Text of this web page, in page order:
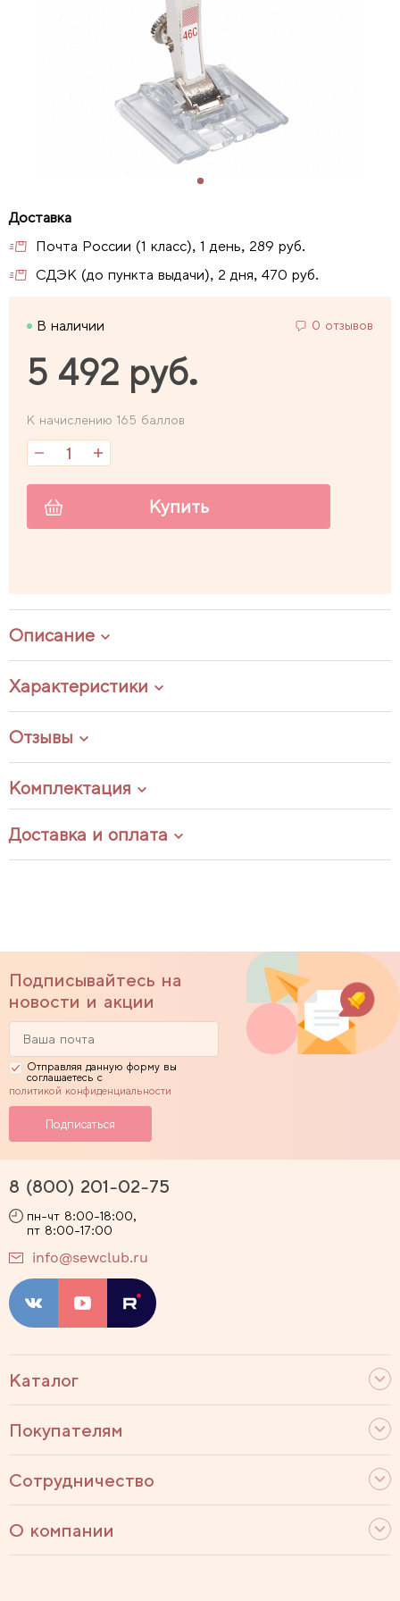
Почта России (1 класс), 1 день, 289 руб.
СДЭК (до пункта выдачи), 2 дня, 470 руб.
В наличии 0 отзывов
5 492 руб.
К начислению 165 баллов
Купить
Описание
Характеристики
Отзывы
Комплектация
Доставка и оплата
Подписывайтесь на
новости и акции
Отправляя данную форму вы
соглашаетесь с
политикой конфиденциальности
Каталог
Покупателям
Сотрудничество
О компании
8 (800) 201-02-75
пн-чт 8:00-18:00,
пт 8:00-17:00
info@sewclub.ru